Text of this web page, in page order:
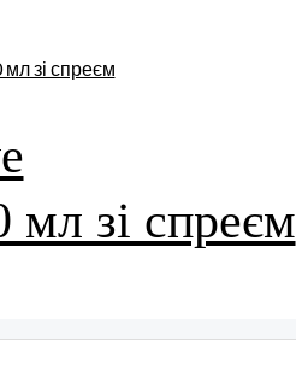
мл зі спреєм